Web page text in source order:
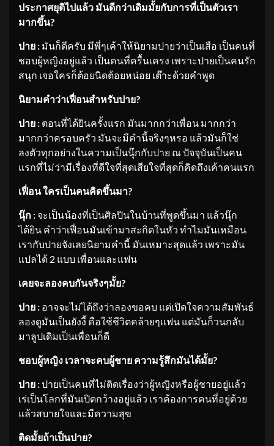
ประกาศยุติไปแล้ว มันดีกว่าเดิมมั้ยกับการที่เป็นตัวเรา
มากขึ้น?
ปาย : มันก็ดีครับ มีพี่ๆเค้าให้นิยามปายว่าเป็นเสือ เป็นคนที่
ชอบผู้หญิงอยู่แล้ว เป็นคนที่ครื้นเครง เพราะปายเป็นคนรัก
สนุก เจอใครก็ต้อยนิดต้อยหน่อย เต๊าะด้วยคำพูด
นิยามคำว่าเฟื่อนสำหรับปาย?
ปาย : ตอนที่ได้ยินครั้งแรก มันมากกว่าเพื่อน มากกว่า
มากกว่าครอบครัว มันจะมีคำนี้จริงๆหรอ แล้วมันก็ใช่
ลงตัวทุกอย่างในความเป็นนุ๊กกับปาย ณ ปัจจุบันเป็นคน
แรกที่ไม่ว่ามีเรื่องที่ดีใจที่สุดเสียใจที่สุดก็คิดถึงเค้าคนแรก
เฟื่อน ใครเป็นคนคิดขึ้นมา?
นุ๊ก : จะเป็นน้องที่เป็นศิลปินในบ้านที่พูดขึ้นมา แล้วนุ๊ก
ได้ยิน คำว่าเฟื่อนมันเข้ามาสะกิดในหัว ทำไมมันเหมือน
เรากับปายจังเลยนิยามคำนี้ มันเหมาะสุดแล้ว เพราะมัน
แปลได้ 2 แบบ เพื่อนและแฟน
เคยจะลองคบกันจริงๆมั้ย?
ปาย : อาจจะไม่ได้ถึงว่าลองขอคบ แต่เปิดใจความสัมพันธ์
ลองดูมันเป็นยังงี้ คือใช้ชีวิตคล้ายๆแฟน แต่มันก็วนกลับ
มาลูปเดิมเป็นเพื่อนก็ดี
ชอบผู้หญิง เวลาจะคบผู้ชาย ความรู้สึกมันได้มั้ย?
ปาย :ปายเป็นคนที่ไม่ติดเรื่องว่าผู้หญิงหรือผู้ชายอยู่แล้ว
เร่เป็นโลกที่มันเปิดกว้างอยู่แล้ว เราค้องการคนที่อยู่ด้วย
แล้วสบายใจและมีความสุข
ติดมั้ยถ้าเป็นปาย?